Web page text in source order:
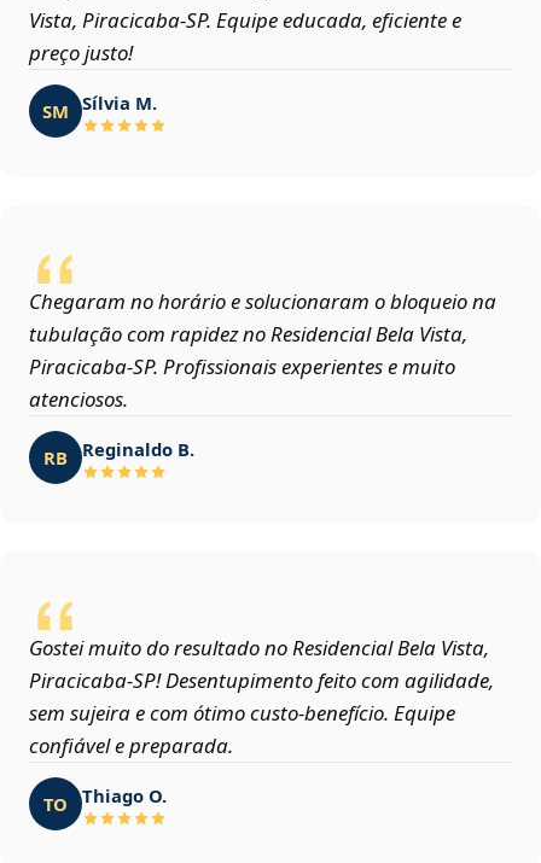
Vista, Piracicaba‑SP. Equipe educada, eficiente e
preço justo!
SM Sílvia M.
Chegaram no horário e solucionaram o bloqueio na
tubulação com rapidez no Residencial Bela Vista,
Piracicaba‑SP. Profissionais experientes e muito
atenciosos.
RB Reginaldo B.
Gostei muito do resultado no Residencial Bela Vista,
Piracicaba‑SP! Desentupimento feito com agilidade,
sem sujeira e com ótimo custo-benefício. Equipe
confiável e preparada.
TO Thiago O.